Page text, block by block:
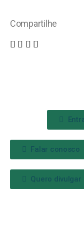
Compartilhe
Falar conosco
Quero divulgar